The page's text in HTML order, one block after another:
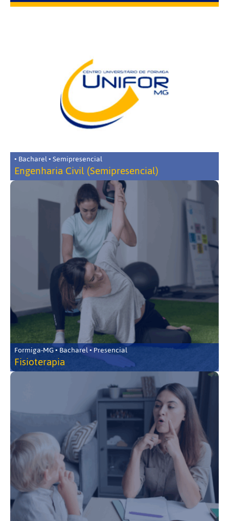
• Bacharel • Semipresencial
Engenharia Civil (Semipresencial)
Formiga-MG • Bacharel • Presencial
Fisioterapia